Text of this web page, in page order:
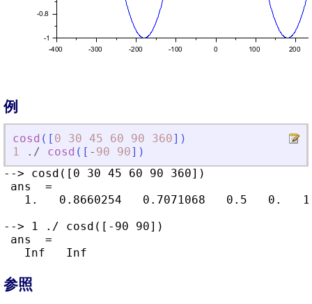
例
cosd ( [ 0 30 45 60 90 360] )
1
./ cosd ( [ - 90 90] )
--> cosd([0 30 45 60 90 360])
ans  =
1.   0.8660254   0.7071068   0.5   0.
--> 1 ./ cosd([-90 90])
ans  =
参照